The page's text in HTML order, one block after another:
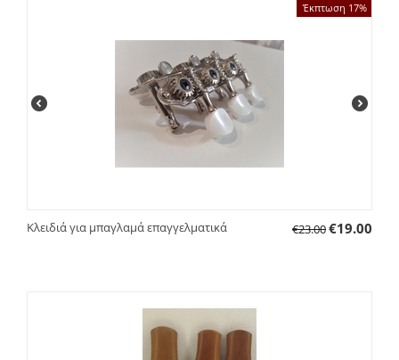
Έκπτωση 17%
Κλειδιά για μπαγλαμά επαγγελματικά €23.00€19.00